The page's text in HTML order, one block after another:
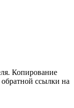
Копирование
обратной ссылки на